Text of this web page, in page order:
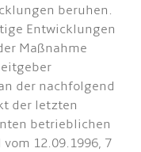
beruhen.
Entwicklungen
Maßnahme
der nachfolgend
der letzten
betrieblichen
12.09.1996, 7